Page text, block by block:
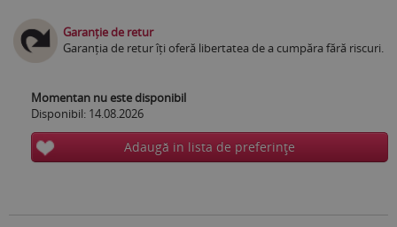
Garanție de retur
Garanția de retur îți oferă libertatea de a cumpăra fără riscuri.
Momentan nu este disponibil
Disponibil: 14.08.2026
Adaugă in lista de preferinţe